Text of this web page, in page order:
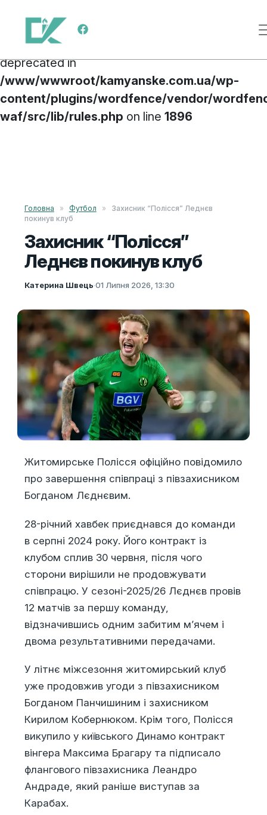
Deprecated
: preg_replace(): Passing null to
parameter #3 ($subject) of type array|string is
deprecated in
/www/wwwroot/kamyanske.com.ua/wp-
content/plugins/wordfence/vendor/
waf/src/lib/rules.php on line 1896
Main Navigation
Головна » Футбол »
Захисник “Полісся” Леднєв
покинув клуб
Захисник “Полісся”
Леднєв покинув клуб
Катерина Швець·01 Липня 2026, 13:30
Житомирське Полісся офіційно повідомило
про завершення співпраці з півзахисником
Богданом Лєднєвим.
28-річний хавбек приєднався до команди
в серпні 2024 року. Його контракт із
клубом сплив 30 червня, після чого
сторони вирішили не продовжувати
співпрацю. У сезоні-2025/26 Лєднєв провів
12 матчів за першу команду,
відзначившись одним забитим м’ячем і
двома результативними передачами.
У літнє міжсезоння житомирський клуб
уже продовжив угоди з півзахисником
Богданом Панчишиним і захисником
Кирилом Кобернюком. Крім того, Полісся
викупило у київського Динамо контракт
вінгера Максима Брагару та підписало
флангового півзахисника Леандро
Андраде, який раніше виступав за
Карабах.